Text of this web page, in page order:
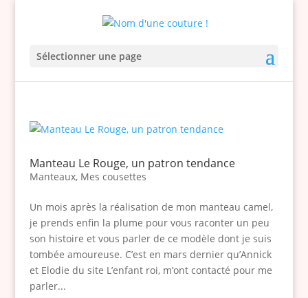
Sélectionner une page
Manteau Le Rouge, un patron tendance
Manteaux, Mes cousettes
Un mois après la réalisation de mon manteau camel,
je prends enfin la plume pour vous raconter un peu
son histoire et vous parler de ce modèle dont je suis
tombée amoureuse. C’est en mars dernier qu’Annick
et Elodie du site L’enfant roi, m’ont contacté pour me
parler...